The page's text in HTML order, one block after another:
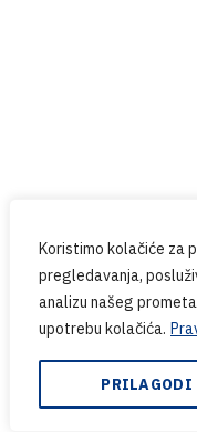
Koristimo kolačiće za
pregledavanja,
analizu našeg
upotrebu kolačića.
PRILAGODI
Tags: Gardaland
SHARE ON